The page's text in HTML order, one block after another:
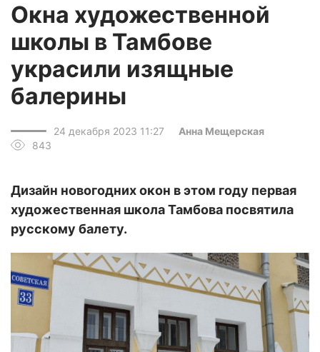
Окна художественной
школы в Тамбове
украсили изящные
балерины
24 декабря 2023 11:27
Анна Мещерская
843
Дизайн новогодних окон в этом году первая
художественная школа Тамбова посвятила
русскому балету.